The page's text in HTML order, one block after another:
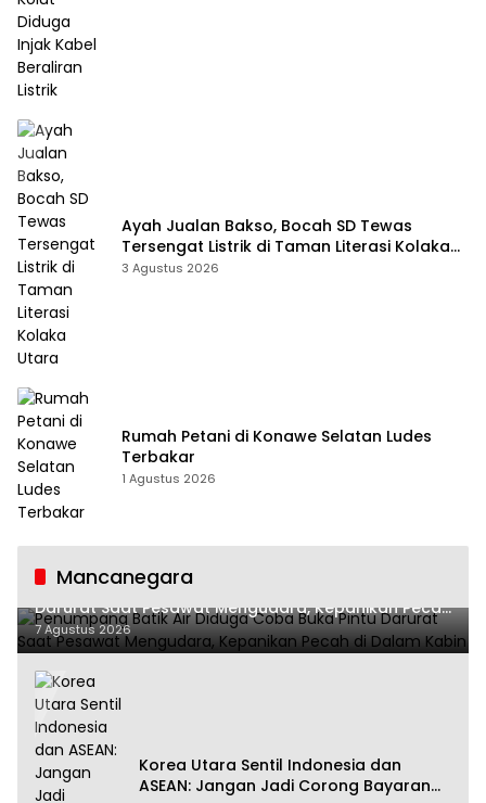
Ayah Jualan Bakso, Bocah SD Tewas
Tersengat Listrik di Taman Literasi Kolaka
Utara
3 Agustus 2026
Rumah Petani di Konawe Selatan Ludes
Terbakar
1 Agustus 2026
Mancanegara
Penumpang Batik Air Diduga Coba Buka Pintu
Darurat Saat Pesawat Mengudara, Kepanikan Pecah
di Dalam Kabin
7 Agustus 2026
Korea Utara Sentil Indonesia dan
ASEAN: Jangan Jadi Corong Bayaran